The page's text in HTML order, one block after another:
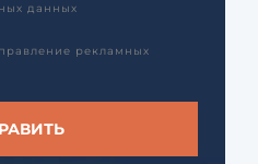
данных
рекламных